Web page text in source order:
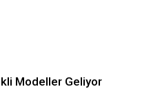
Modeller Geliyor